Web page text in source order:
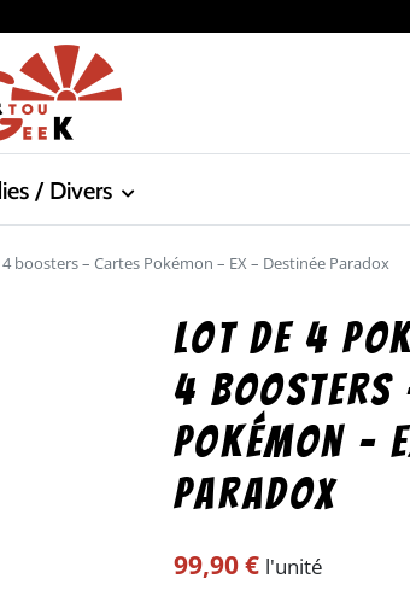
/ Divers
boosters – Cartes Pokémon – EX – Destinée Paradox
lot de 4
4 boosters
Pokémon –
Paradox
99,90€ l'unité